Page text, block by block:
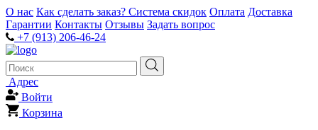
О нас Как сделать заказ? Система скидок Оплата Доставка
Гарантии Контакты Отзывы Задать вопрос
+7 (913) 206-46-24
Адрес
Войти
Корзина